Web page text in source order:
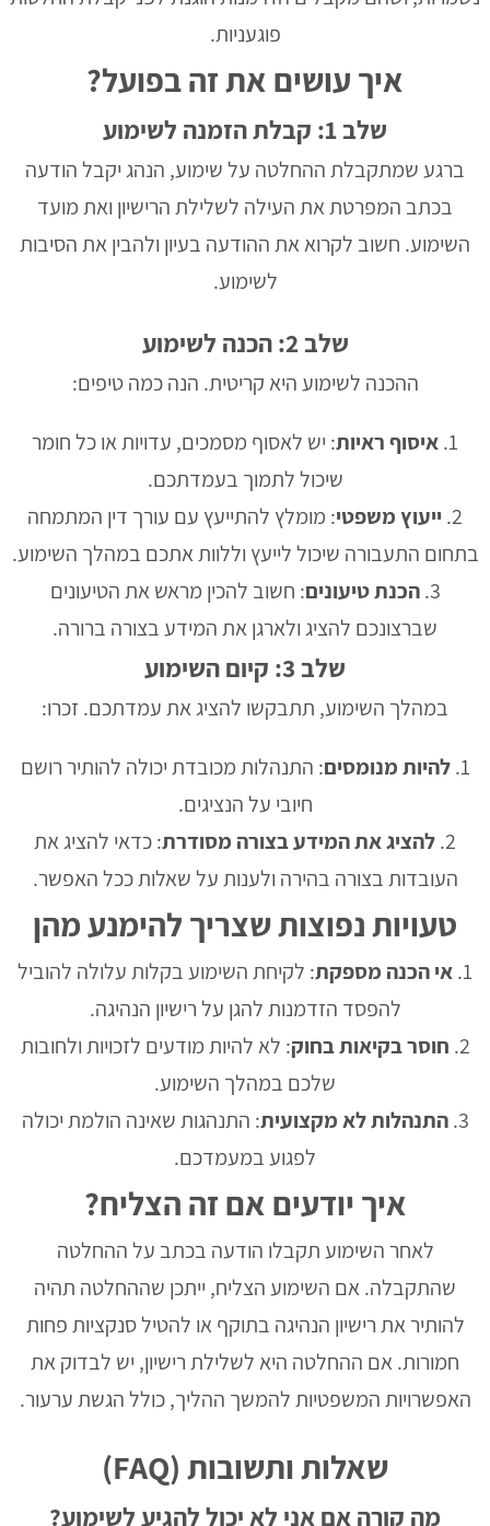
פוגעניות.
איך עושים את זה בפועל?
שלב 1: קבלת הזמנה לשימוע
ברגע שמתקבלת ההחלטה על שימוע, הנהג יקבל הודעה
בכתב המפרטת את העילה לשלילת הרישיון ואת מועד
השימוע. חשוב לקרוא את ההודעה בעיון ולהבין את הסיבות
לשימוע.
שלב 2: הכנה לשימוע
ההכנה לשימוע היא קריטית. הנה כמה טיפים:
איסוף ראיות: יש לאסוף מסמכים, עדויות או כל חומר
שיכול לתמוך בעמדתכם.
ייעוץ משפטי: מומלץ להתייעץ עם עורך דין המתמחה
בתחום התעבורה שיכול לייעץ וללוות אתכם במהלך השימוע.
הכנת טיעונים: חשוב להכין מראש את הטיעונים
שברצונכם להציג ולארגן את המידע בצורה ברורה.
שלב 3: קיום השימוע
במהלך השימוע, תתבקשו להציג את עמדתכם. זכרו:
להיות מנומסים: התנהלות מכובדת יכולה להותיר רושם
חיובי על הנציגים.
להציג את המידע בצורה מסודרת: כדאי להציג את
העובדות בצורה בהירה ולענות על שאלות ככל האפשר.
טעויות נפוצות שצריך להימנע מהן
אי הכנה מספקת: לקיחת השימוע בקלות עלולה להוביל
להפסד הזדמנות להגן על רישיון הנהיגה.
חוסר בקיאות בחוק: לא להיות מודעים לזכויות ולחובות
שלכם במהלך השימוע.
התנהלות לא מקצועית: התנהגות שאינה הולמת יכולה
לפגוע במעמדכם.
איך יודעים אם זה הצליח?
לאחר השימוע תקבלו הודעה בכתב על ההחלטה
שהתקבלה. אם השימוע הצליח, ייתכן שההחלטה תהיה
להותיר את רישיון הנהיגה בתוקף או להטיל סנקציות פחות
חמורות. אם ההחלטה היא לשלילת רישיון, יש לבדוק את
האפשרויות המשפטיות להמשך ההליך, כולל הגשת ערעור.
שאלות ותשובות (FAQ)
מה קורה אם אני לא יכול להגיע לשימוע?